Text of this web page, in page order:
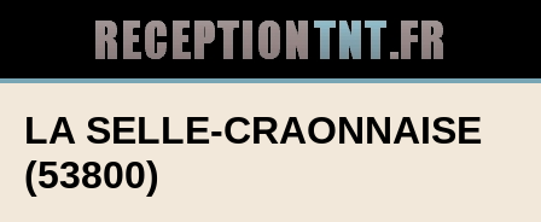
LA SELLE-CRAONNAISE
(53800)